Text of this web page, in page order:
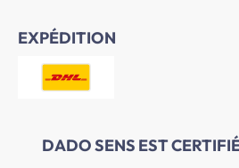
EXPÉDITION
DADO SENS EST